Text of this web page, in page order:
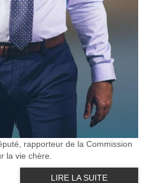
rapporteur de la Commission
la vie chère.
LIRE LA SUITE